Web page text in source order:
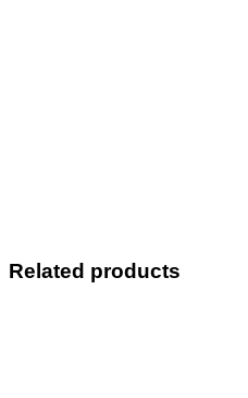
Related products